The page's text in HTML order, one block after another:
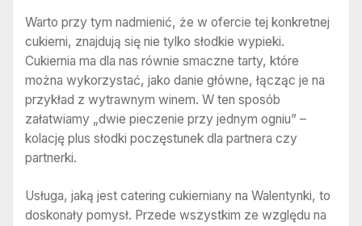
Warto przy tym nadmienić, że w ofercie tej konkretnej
cukierni, znajdują się nie tylko słodkie wypieki.
Cukiernia ma dla nas równie smaczne tarty, które
można wykorzystać, jako danie główne, łącząc je na
przykład z wytrawnym winem. W ten sposób
załatwiamy „dwie pieczenie przy jednym ogniu” –
kolację plus słodki poczęstunek dla partnera czy
partnerki.
Usługa, jaką jest catering cukierniany na Walentynki, to
doskonały pomysł. Przede wszystkim ze względu na